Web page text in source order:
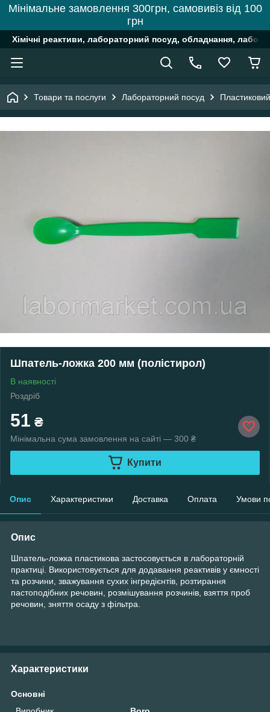
Мінімальне замовлення 300грн, самовивіз від 100
грн
Хімічні реактиви, лабораторний посуд, обладнання,
Товари та послуги Лабораторний посуд
Шпатель-ложка 200 мм (полістирол)
В наявності
Роздріб
51 ₴
Мінімальна сума замовлення на сайті — 300 ₴
Купити
Опис Характеристики Доставка Оплата Умови
Опис
Шпатель-ложка пластикова застосовується в лабораторній
практиці. Використовується для додавання реактивів у ємності
та розчини, зважування сухих інгредієнтів, розтирання
пастоподібних речовин, розмішування розчинів, взяття проб
речовин, зняття осаду з фільтра.
Характеристики
Основні